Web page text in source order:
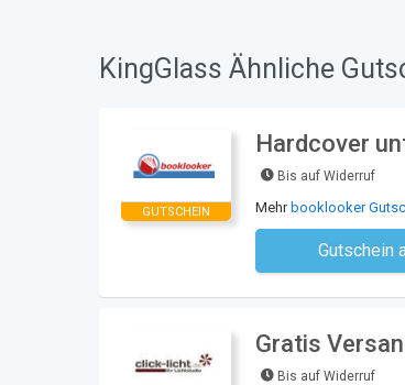
KingGlass Ähnliche
GUTSCHEIN
Hardcover
Bis auf Widerruf
Mehr booklooker
Gutschein
Gratis
Bis auf Widerruf